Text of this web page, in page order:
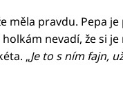
měla pravdu. Pepa
nevadí, že si
„Je to s ním fajn,